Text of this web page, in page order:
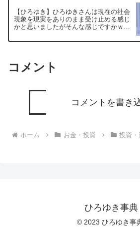
【ひろゆき】ひろゆきさんは現在の社会
現象を現実をありのまま受け止める感じ
かと思いましたがそんな感じですかｗ？
コメント
コメントを書き
ホーム お金・投資 投資・
ひろゆき事典
© 2023 ひろゆき事